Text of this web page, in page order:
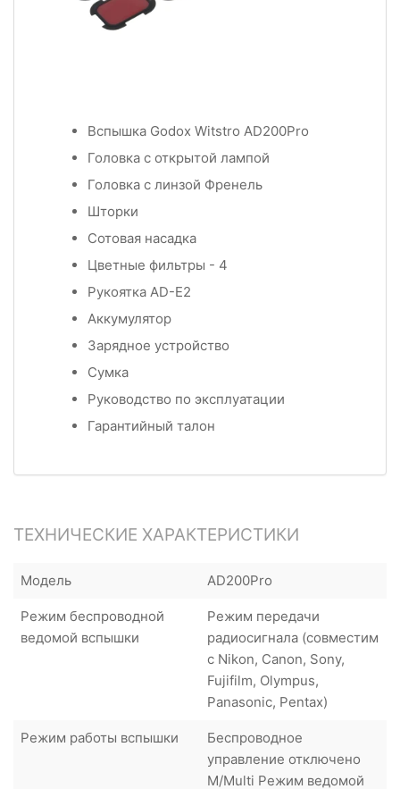
Вспышка Godox Witstro AD200Pro
Головка с открытой лампой
Головка с линзой Френель
Шторки
Сотовая насадка
Цветные фильтры - 4
Рукоятка AD-E2
Аккумулятор
Зарядное устройство
Сумка
Руководство по эксплуатации
Гарантийный талон
ТЕХНИЧЕСКИЕ ХАРАКТЕРИСТИКИ
Модель AD200Pro
Режим беспроводной
ведомой вспышки
Режим передачи
радиосигнала (совместим
с Nikon, Canon, Sony,
Fujifilm, Olympus,
Panasonic, Pentax)
Режим работы вспышки
Беспроводное
управление отключено
M/Multi Режим ведомой